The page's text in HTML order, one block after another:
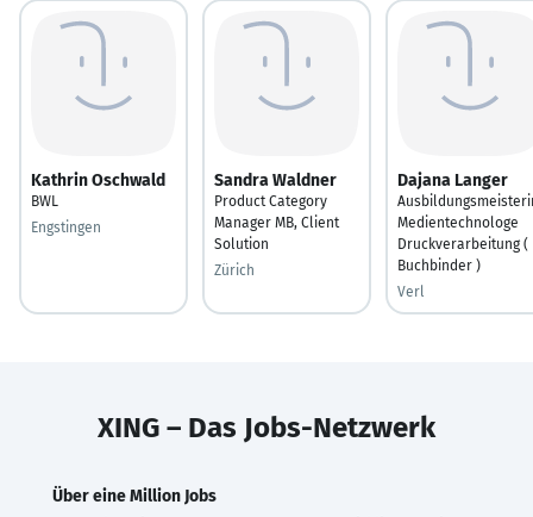
Kathrin Oschwald
BWL
Engstingen
Sandra Waldner
Product Category
Manager MB, Client
Solution
Zürich
Dajana Langer
Medientechnologe
Druckverarbeitung (
Buchbinder )
Verl
XING – Das Jobs-Netzwerk
Über eine Million Jobs